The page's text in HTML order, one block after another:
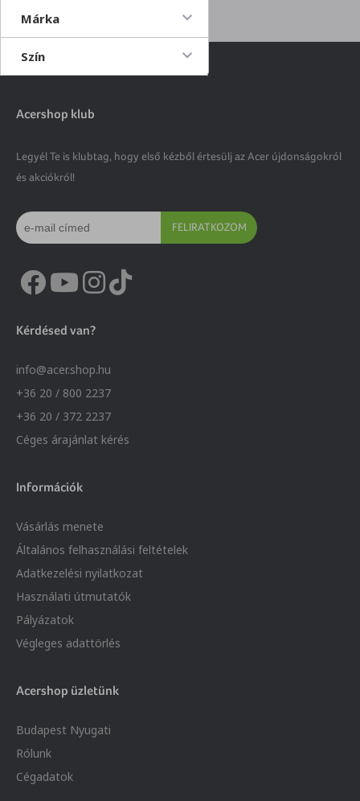
Márka
Szín
Acershop klub
Legyél Te is klubtag, hogy első kézből értesülj az Acer újdonságokról
és akciókról!
FELIRATKOZOM
Kérdésed van?
info@acer.shop.hu
+36 20 / 800 2237
+36 20 / 372 2237
Céges árajánlat kérés
Információk
Vásárlás menete
Általános felhasználási feltételek
Adatkezelési nyilatkozat
Használati útmutatók
Pályázatok
Végleges adattörlés
Acershop üzletünk
Budapest Nyugati
Rólunk
Cégadatok